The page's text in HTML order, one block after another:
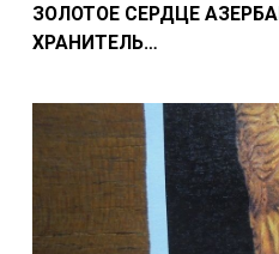
ЗОЛОТОЕ СЕРДЦЕ
ХРАНИТЕЛЬ…